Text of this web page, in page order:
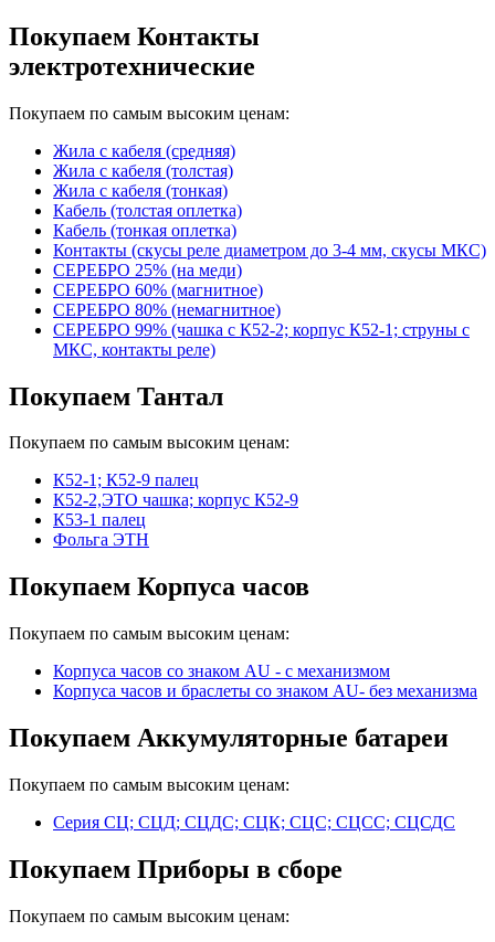
Покупаем Контакты
электротехнические
Покупаем по самым высоким ценам:
Жила с кабеля (средняя)
Жила с кабеля (толстая)
Жила с кабеля (тонкая)
Кабель (толстая оплетка)
Кабель (тонкая оплетка)
Контакты (скусы реле диаметром до 3-4 мм, скусы МКС)
СЕРЕБРО 25% (на меди)
СЕРЕБРО 60% (магнитное)
СЕРЕБРО 80% (немагнитное)
СЕРЕБРО 99% (чашка с К52-2; корпус К52-1; струны с
МКС, контакты реле)
Покупаем Тантал
Покупаем по самым высоким ценам:
К52-1; К52-9 палец
К52-2,ЭТО чашка; корпус К52-9
К53-1 палец
Фольга ЭТН
Покупаем Корпуса часов
Покупаем по самым высоким ценам:
Корпуса часов cо знаком AU - с механизмом
Корпуса часов и браслеты со знаком AU- без механизма
Покупаем Аккумуляторные батареи
Покупаем по самым высоким ценам:
Серия СЦ; СЦД; СЦДС; СЦК; СЦС; СЦСС; СЦСДС
Покупаем Приборы в сборе
Покупаем по самым высоким ценам: